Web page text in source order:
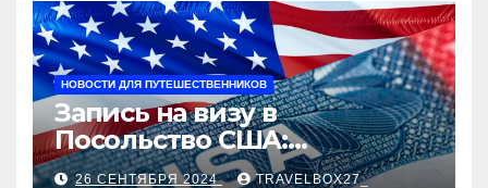
НОВОСТИ ДЛЯ ПУТЕШЕСТВЕННИКОВ
Запись на визу в
Посольство США:
Пошаговое руководство
26 СЕНТЯБРЯ 2024 TRAVELBOX27_